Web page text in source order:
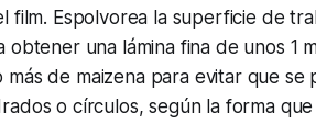
film. Espolvorea la superficie de
obtener una lámina fina de unos 1
más de maizena para evitar que
o círculos, según la forma